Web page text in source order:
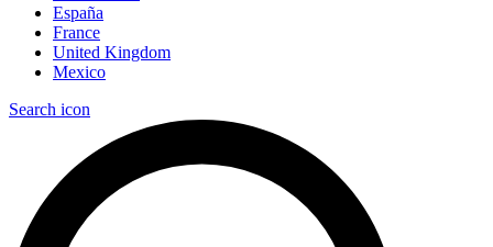
España
France
United Kingdom
Mexico
Search icon